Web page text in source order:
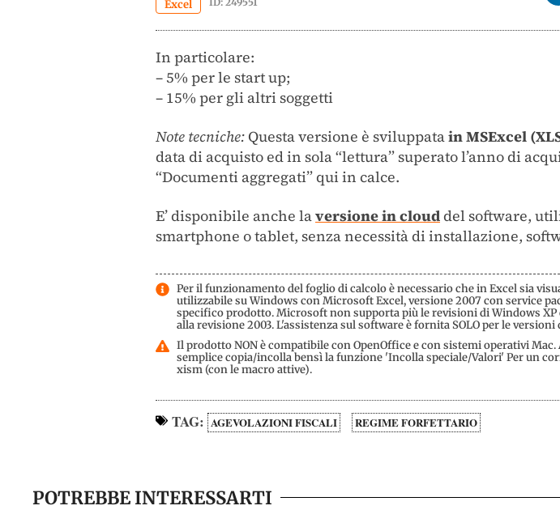
Excel
In particolare:
– 5% per le start up;
– 15% per gli altri soggetti
Note tecniche: Questa versione è sviluppatain MSExcel
data di acquisto ed in sola “lettura” superato l’anno di
“Documenti aggregati” qui in calce.
E’ disponibile anche laversione in clouddel software,
smartphone o tablet, senza necessità di installazione,
Per il funzionamento del foglio di calcolo è necessario che in Excel sia
utilizzabile su Windows con Microsoft Excel, versione 2007 con service
specifico prodotto. Microsoft non supporta più le revisioni di Windows
alla revisione 2003. L'assistenza sul software è fornita SOLO per le versioni
Il prodotto NON è compatibile con OpenOffice e con sistemi operativi
semplice copia/incolla bensì la funzione 'Incolla speciale/Valori' Per un
xism (con le macro attive).
TAG: AGEVOLAZIONI FISCALI REGIME FORFETTARIO
POTREBBE INTERESSARTI